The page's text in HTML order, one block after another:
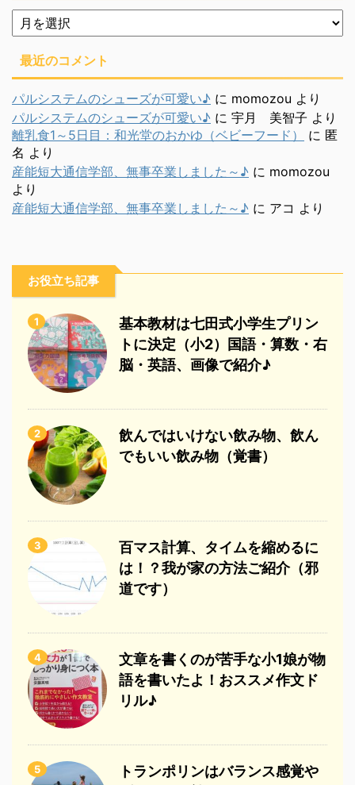
月
別
最近のコメント
パルシステムのシューズが可愛い♪ に momozou より
パルシステムのシューズが可愛い♪ に 宇月 美智子 より
離乳食1～5日目：和光堂のおかゆ（ベビーフード）
に 匿
名 より
産能短大通信学部、無事卒業しました～♪ に momozou
より
産能短大通信学部、無事卒業しました～♪ に アコ より
お役立ち記事
1
基本教材は七田式小学生プリン
トに決定（小2）国語・算数・右
脳・英語、画像で紹介♪
2
飲んではいけない飲み物、飲ん
でもいい飲み物（覚書）
3
百マス計算、タイムを縮めるに
は！？我が家の方法ご紹介（邪
道です）
4
文章を書くのが苦手な小1娘が物
語を書いたよ！おススメ作文ド
リル♪
5
トランポリンはバランス感覚や